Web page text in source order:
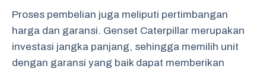
Proses pembelian juga meliputi pertimbangan
harga dan garansi. Genset Caterpillar merupakan
investasi jangka panjang, sehingga memilih unit
dengan garansi yang baik dapat memberikan